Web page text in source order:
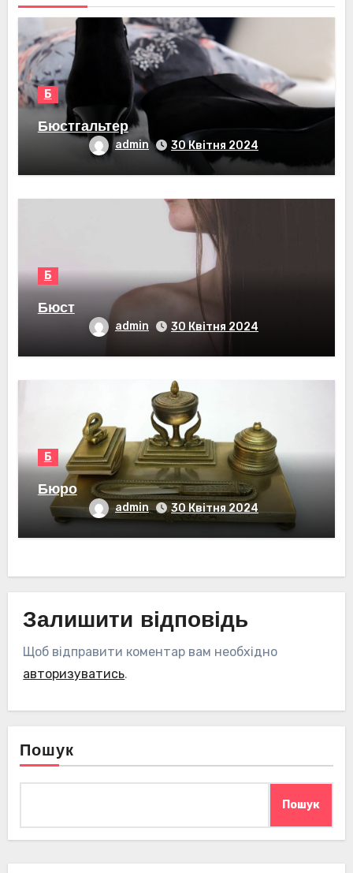
Б
Бюстгальтер
admin 30 Квітня 2024
Б
Бюст
admin 30 Квітня 2024
Б
Бюро
admin 30 Квітня 2024
Залишити відповідь
Щоб відправити коментар вам необхідно
авторизуватись.
Пошук
Пошук